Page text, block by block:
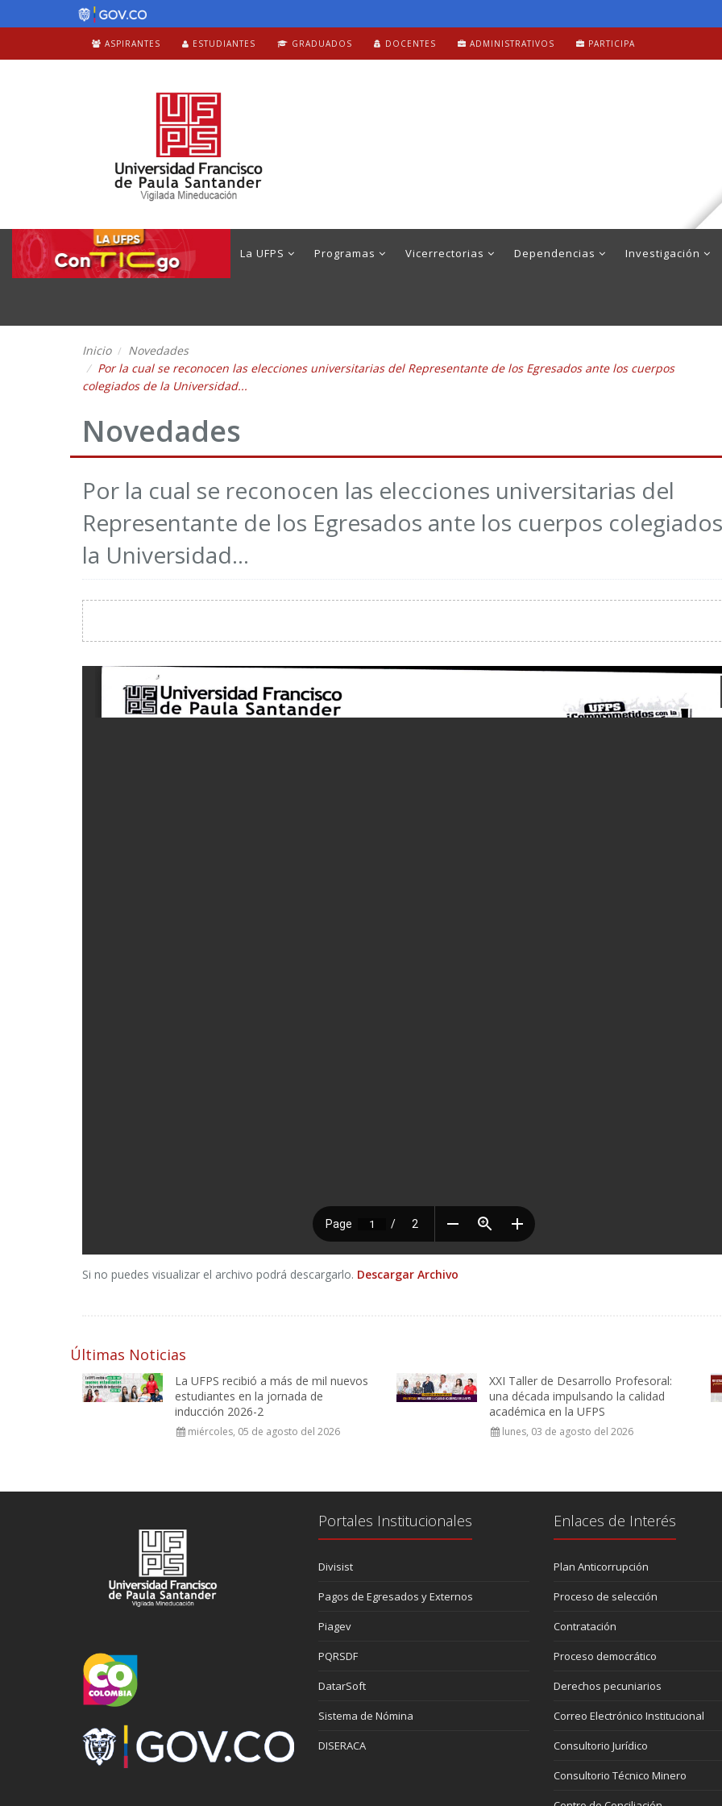
ASPIRANTES ESTUDIANTES GRADUADOS DOCENTES ADMINISTRATIVOS PARTICIPA
La UFPS Programas Vicerrectorias Dependencias Investigación
Inicio
Novedades
Por la cual se reconocen las elecciones universitarias del Representante de los Egresados ante los cuerpos
colegiados de la Universidad...
Novedades
Por la cual se reconocen las elecciones universitarias del
Representante de los Egresados ante los cuerpos
la Universidad...
Si no puedes visualizar el archivo podrá descargarlo. Descargar Archivo
Últimas Noticias
La UFPS recibió a más de mil nuevos
estudiantes en la jornada de
inducción 2026-2
miércoles, 05 de agosto del 2026
XXI Taller de Desarrollo Profesoral:
una década impulsando la calidad
académica en la UFPS
lunes, 03 de agosto del 2026
Portales Institucionales
Divisist
Pagos de Egresados y Externos
Piagev
PQRSDF
DatarSoft
Sistema de Nómina
DISERACA
Enlaces de Interés
Plan Anticorrupción
Proceso de selección
Contratación
Proceso democrático
Derechos pecuniarios
Correo Electrónico Institucional
Consultorio Jurídico
Consultorio Técnico Minero